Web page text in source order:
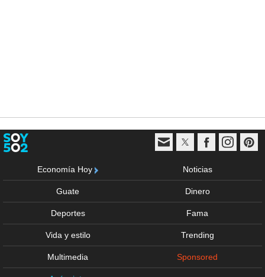
Economía Hoy Noticias
Guate Dinero
Deportes Fama
Vida y estilo Trending
Multimedia Sponsored